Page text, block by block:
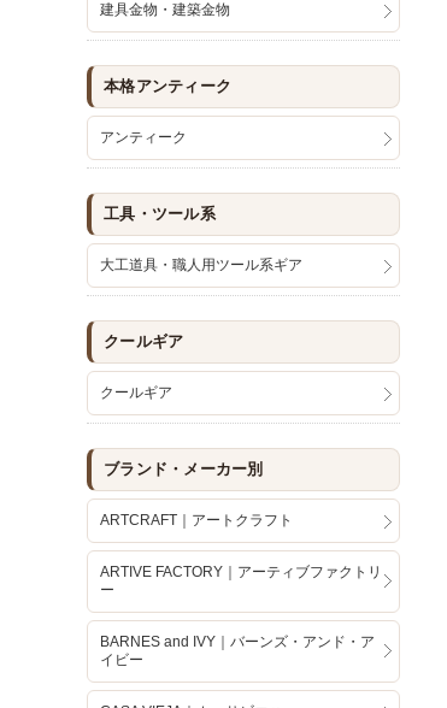
建具金物・建築金物
本格アンティーク
アンティーク
工具・ツール系
大工道具・職人用ツール系ギア
クールギア
クールギア
ブランド・メーカー別
ARTCRAFT｜アートクラフト
ARTIVE FACTORY｜アーティブファクトリ
ー
BARNES and IVY｜バーンズ・アンド・ア
イビー